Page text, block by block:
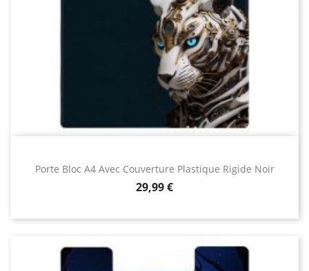
Porte Bloc A4 Avec Couverture Plastique Rigide Noir
Prix
29,99 €